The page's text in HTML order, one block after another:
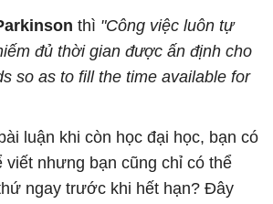
thì "Công việc luôn tự
đủ thời gian được ấn định cho
so as to fill the time available for
luận khi còn học đại học, bạn có
viết nhưng bạn cũng chỉ có thể
ngay trước khi hết hạn? Đây